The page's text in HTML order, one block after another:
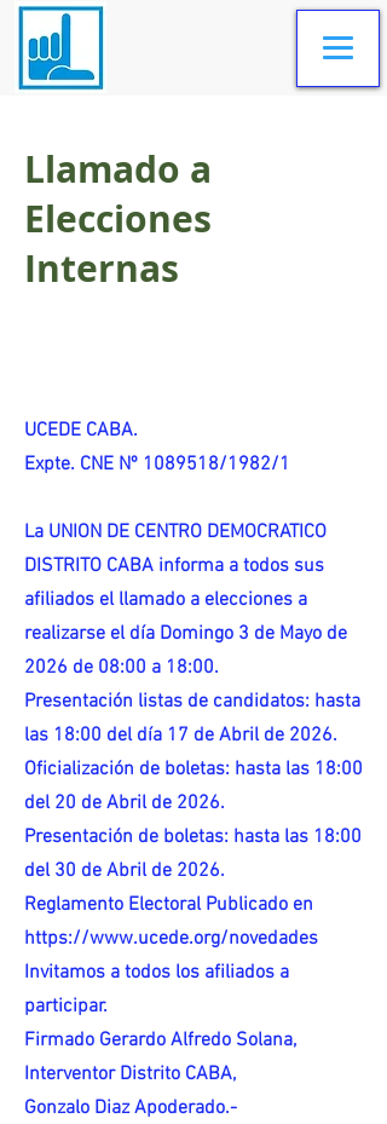
Llamado a
Elecciones
Internas
UCEDE CABA.
Expte. CNE Nº 1089518/1982/1
La UNION DE CENTRO DEMOCRATICO
DISTRITO CABA informa a todos sus
afiliados el llamado a elecciones a
realizarse el día Domingo 3 de Mayo de
2026 de 08:00 a 18:00.
Presentación listas de candidatos: hasta
las 18:00 del día 17 de Abril de 2026.
Oficialización de boletas: hasta las 18:00
del 20 de Abril de 2026.
Presentación de boletas: hasta las 18:00
del 30 de Abril de 2026.
Reglamento Electoral Publicado en
https://www.ucede.org/novedades
Invitamos a todos los afiliados a
participar.
Firmado Gerardo Alfredo Solana,
Interventor Distrito CABA,
Gonzalo Diaz Apoderado.-